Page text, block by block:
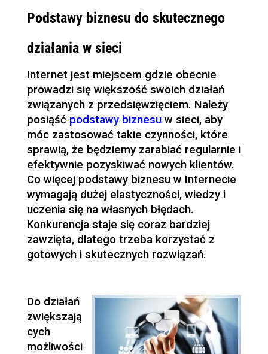
Podstawy biznesu do skutecznego
działania w sieci
Internet jest miejscem gdzie obecnie
prowadzi się większość swoich działań
związanych z przedsięwzięciem. Należy
posiąśćpodstawy biznesuw sieci, aby
móc zastosować takie czynności, które
sprawią, że będziemy zarabiać regularnie i
efektywnie pozyskiwać nowych klientów.
Co więcej podstawy biznesuw Internecie
wymagają dużej elastyczności, wiedzy i
uczenia się na własnych błędach.
Konkurencja staje się coraz bardziej
zawzięta, dlatego trzeba korzystać z
gotowych i skutecznych rozwiązań.
Do działań
zwiększają
cych
możliwości